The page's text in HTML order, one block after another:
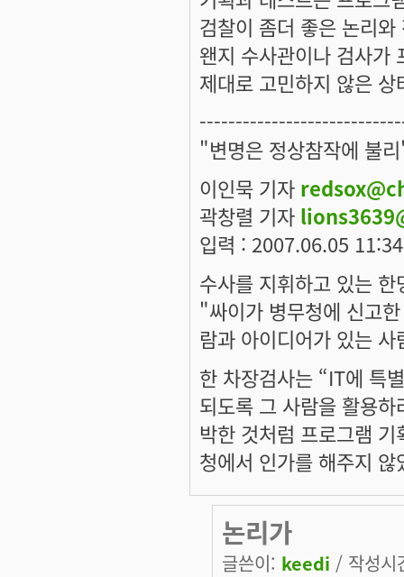
검찰이 좀더 좋은 논리
왠지 수사관이나 검사가
제대로 고민하지 않은
"변명은 정상참작에 불
이인묵 기자
곽창렬 기자
입력 : 2007.06.05
수사를 지휘하고 있는
"싸이가 병무청에 신고
람과 아이디어가 있는
한 차장검사는 “IT에 특
되도록 그 사람을 활용
박한 것처럼 프로그램
청에서 인가를 해주지
논리가
글쓴이: keedi / 작성